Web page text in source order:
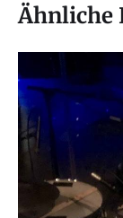
Ähnliche